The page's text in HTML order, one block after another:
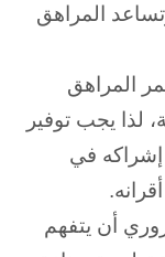
المراهق
المراهق
لذا يجب توفير
إشراكه في
أن يتفهم